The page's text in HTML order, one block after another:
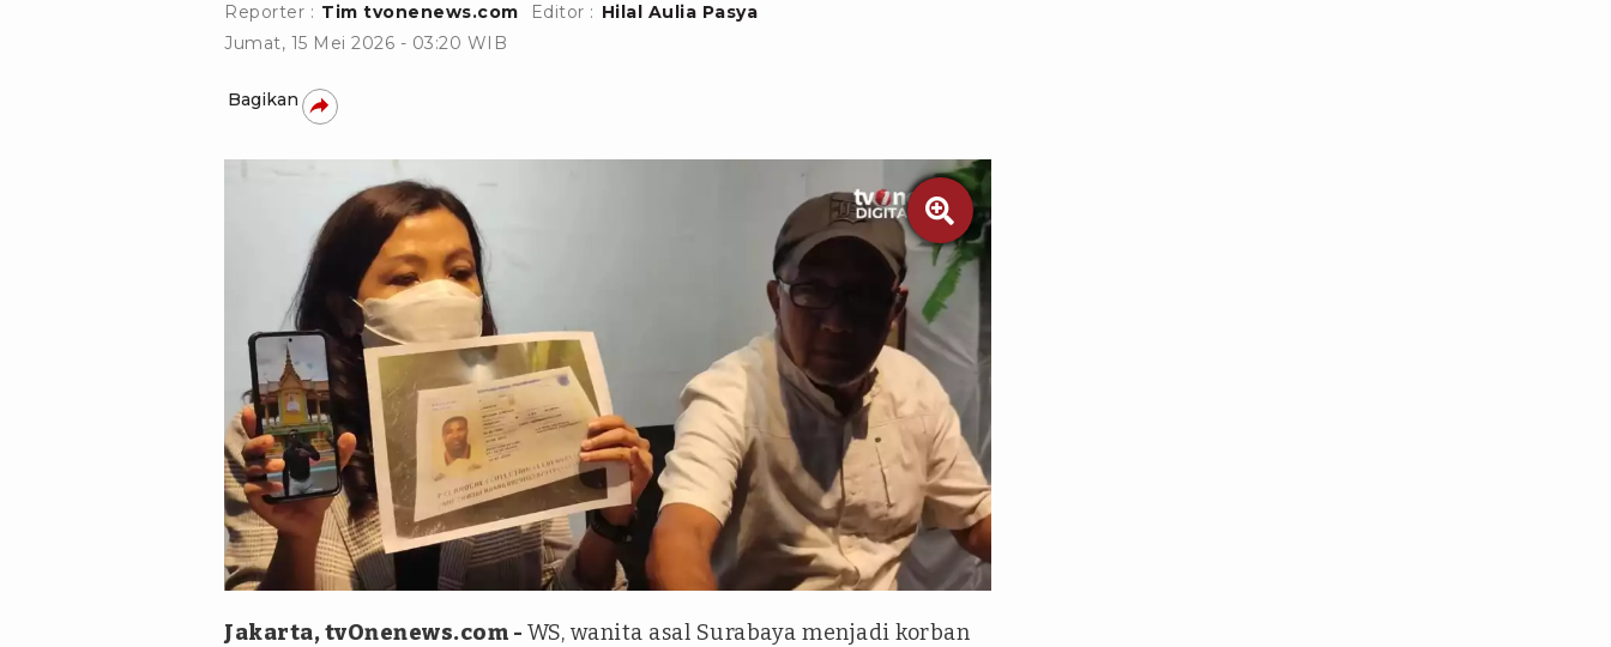
Reporter : Tim tvonenews.com Editor : Hilal Aulia Pasya
Jumat, 15 Mei 2026 - 03:20 WIB
Bagikan

tvOneNews
Jakarta, tvOnenews.com - WS, wanita asal Surabaya menjadi korban